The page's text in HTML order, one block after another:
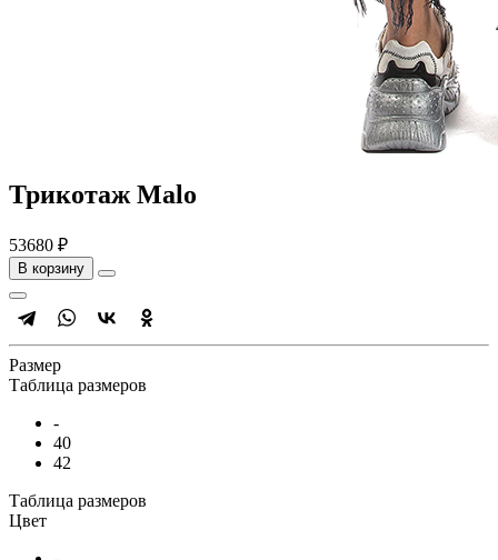
Трикотаж Malo
53680 ₽
В корзину
Размер
Таблица размеров
-
40
42
Таблица размеров
Цвет